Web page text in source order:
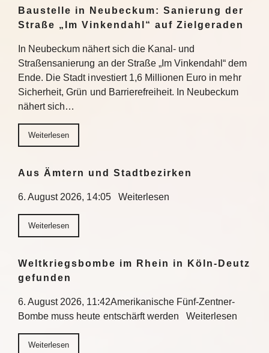
Baustelle in Neubeckum: Sanierung der
Straße „Im Vinkendahl“ auf Zielgeraden
In Neubeckum nähert sich die Kanal- und
Straßensanierung an der Straße „Im Vinkendahl“ dem
Ende. Die Stadt investiert 1,6 Millionen Euro in mehr
Sicherheit, Grün und Barrierefreiheit. In Neubeckum
nähert sich…
Weiterlesen
Aus Ämtern und Stadtbezirken
6. August 2026, 14:05 Weiterlesen
Weiterlesen
Weltkriegsbombe im Rhein in Köln-Deutz
gefunden
6. August 2026, 11:42Amerikanische Fünf-Zentner-
Bombe muss heute entschärft werden Weiterlesen
Weiterlesen